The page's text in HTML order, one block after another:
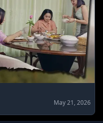
May 21, 2026